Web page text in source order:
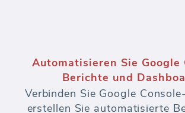
Automatisieren Sie Google
Berichte und
Verbinden Sie Google
erstellen Sie automatisierte